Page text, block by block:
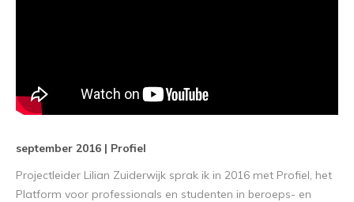
september 2016 | Profiel
Projectleider Lilian Zuiderwijk sprak ik in 2016 met Profiel, het
Platform voor professionals en studenten in beroeps- en